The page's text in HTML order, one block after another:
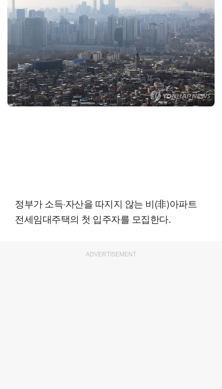
정부가 소득·자산을 따지지 않는 비(非)아파트
전세임대주택의 첫 입주자를 모집한다.
ADVERTISEMENT